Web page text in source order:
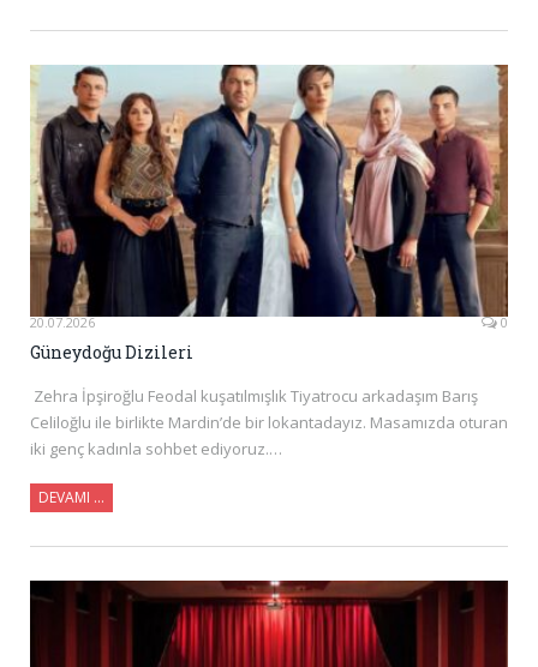
20.07.2026 0
Güneydoğu Dizileri
Zehra İpşiroğlu Feodal kuşatılmışlık Tiyatrocu arkadaşım Barış
Celiloğlu ile birlikte Mardin’de bir lokantadayız. Masamızda oturan
iki genç kadınla sohbet ediyoruz.…
DEVAMI …